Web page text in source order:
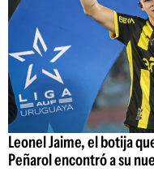
Leonel Jaime, el botija
Peñarol encontró a su